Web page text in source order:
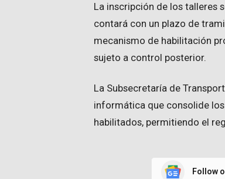
La inscripción de los talleres
contará con un plazo de
mecanismo de habilitación
sujeto a control posterior.
La Subsecretaría de
informática que consolide
habilitados, permitiendo el
Follow